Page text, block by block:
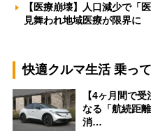
【医療崩壊】人口減少で「
見舞われ地域医療が限界
快適クルマ生活 乗っ
【4ヶ月間で
なる「航続距
消…